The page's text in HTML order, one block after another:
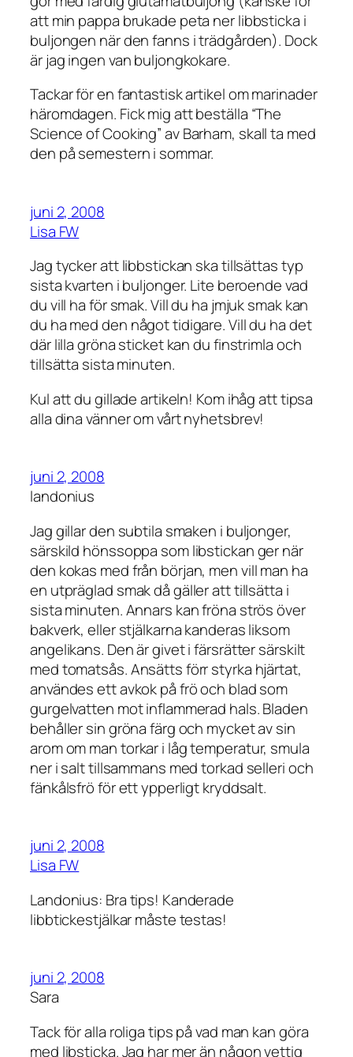
att min pappa brukade peta ner libbsticka i
buljongen när den fanns i trädgården). Dock
är jag ingen van buljongkokare.
Tackar för en fantastisk artikel om marinader
häromdagen. Fick mig att beställa “The
Science of Cooking” av Barham, skall ta med
den på semestern i sommar.
juni 2, 2008
Lisa FW
Jag tycker att libbstickan ska tillsättas typ
sista kvarten i buljonger. Lite beroende vad
du vill ha för smak. Vill du ha jmjuk smak kan
du ha med den något tidigare. Vill du ha det
där lilla gröna sticket kan du finstrimla och
tillsätta sista minuten.
Kul att du gillade artikeln! Kom ihåg att tipsa
alla dina vänner om vårt nyhetsbrev!
juni 2, 2008
landonius
Jag gillar den subtila smaken i buljonger,
särskild hönssoppa som libstickan ger när
den kokas med från början, men vill man ha
en utpräglad smak då gäller att tillsätta i
sista minuten. Annars kan fröna strös över
bakverk, eller stjälkarna kanderas liksom
angelikans. Den är givet i färsrätter särskilt
med tomatsås. Ansätts förr styrka hjärtat,
användes ett avkok på frö och blad som
gurgelvatten mot inflammerad hals. Bladen
behåller sin gröna färg och mycket av sin
arom om man torkar i låg temperatur, smula
ner i salt tillsammans med torkad selleri och
fänkålsfrö för ett ypperligt kryddsalt.
juni 2, 2008
Lisa FW
Landonius: Bra tips! Kanderade
libbtickestjälkar måste testas!
juni 2, 2008
Sara
Tack för alla roliga tips på vad man kan göra
med libsticka. Jag har mer än någon vettig